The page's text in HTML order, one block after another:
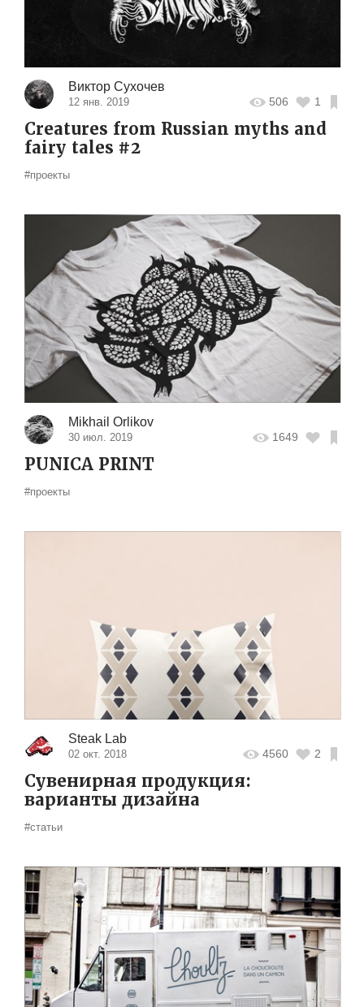
Виктор Сухочев
12 янв. 2019 506 1
Creatures from Russian myths and
fairy tales #2
#проекты
Mikhail Orlikov
30 июл. 2019 1649
PUNICA PRINT
#проекты
Steak Lab
02 окт. 2018 4560 2
Сувенирная продукция:
варианты дизайна
#статьи